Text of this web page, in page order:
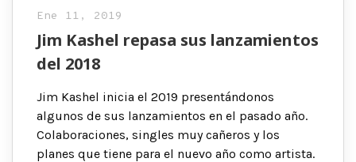
Ene 11, 2019
Jim Kashel repasa sus lanzamientos
del 2018
Jim Kashel inicia el 2019 presentándonos
algunos de sus lanzamientos en el pasado año.
Colaboraciones, singles muy cañeros y los
planes que tiene para el nuevo año como artista.